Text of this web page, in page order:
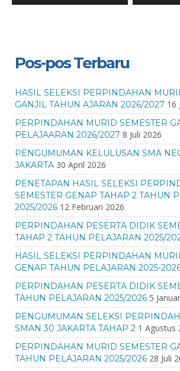
Pos-pos Terbaru
HASIL SELEKSI PERPINDAHAN
GANJIL TAHUN AJARAN 2026/2027 16
PERPINDAHAN MURID SEMESTER
PELAJAARAN 2026/2027 8 Juli 2026
PENGUMUMAN KELULUSAN SMA
JAKARTA 30 April 2026
PENETAPAN HASIL SELEKSI
SEMESTER GENAP TAHAP 2 TAHUN
2025/2026 12 Februari 2026
PERPINDAHAN PESERTA DIDIK
TAHAP 2 TAHUN PELAJARAN 2025/
HASIL SELEKSI PERPINDAHAN
GENAP TAHUN PELAJARAN 2025-
PERPINDAHAN PESERTA DIDIK
TAHUN PELAJARAN 2025/2026 5
PENGUMUMAN SELEKSI
SMAN 30 JAKARTA TAHAP 2 1 Agustus
PERPINDAHAN MURID SEMESTER
TAHUN PELAJARAN 2025/2026 28 Juli